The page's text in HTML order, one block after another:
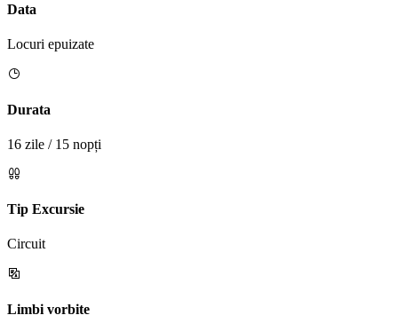
Data
Locuri epuizate
Durata
16 zile / 15 nopți
Tip Excursie
Circuit
Limbi vorbite